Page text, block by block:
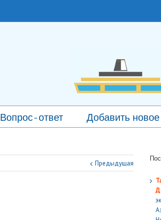
Вопрос-ответ Добавить новое
Предыдущая